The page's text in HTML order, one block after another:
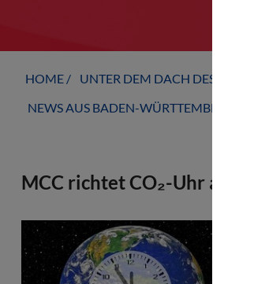
HOME UNTER DEM DACH DES VBIO
NEWS AUS BADEN-WÜRTTEMBERG
MCC richtet CO₂-Uhr auf